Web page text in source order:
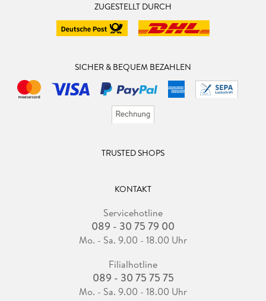
ZUGESTELLT DURCH
SICHER & BEQUEM BEZAHLEN
TRUSTED SHOPS
KONTAKT
Servicehotline
089 - 30 75 79 00
Mo. - Sa. 9.00 - 18.00 Uhr
Filialhotline
089 - 30 75 75 75
Mo. - Sa. 9.00 - 18.00 Uhr